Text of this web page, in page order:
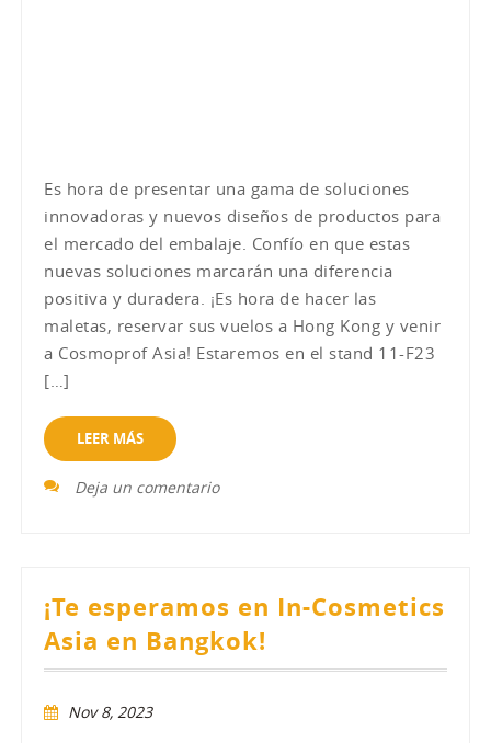
Es hora de presentar una gama de soluciones
innovadoras y nuevos diseños de productos para
el mercado del embalaje. Confío en que estas
nuevas soluciones marcarán una diferencia
positiva y duradera. ¡Es hora de hacer las
maletas, reservar sus vuelos a Hong Kong y venir
a Cosmoprof Asia! Estaremos en el stand 11-F23
[…]
LEER MÁS
Deja un comentario
¡Te esperamos en In-Cosmetics
Asia en Bangkok!
Nov 8, 2023